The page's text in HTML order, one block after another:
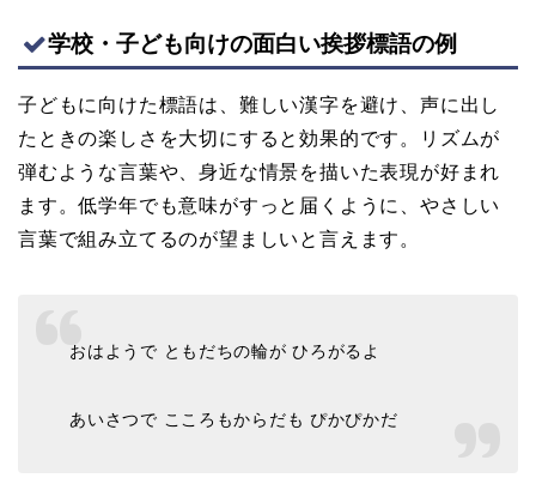
学校・子ども向けの面白い挨拶標語の例
子どもに向けた標語は、難しい漢字を避け、声に出し
たときの楽しさを大切にすると効果的です。リズムが
弾むような言葉や、身近な情景を描いた表現が好まれ
ます。低学年でも意味がすっと届くように、やさしい
言葉で組み立てるのが望ましいと言えます。
おはようで ともだちの輪が ひろがるよ
あいさつで こころもからだも ぴかぴかだ